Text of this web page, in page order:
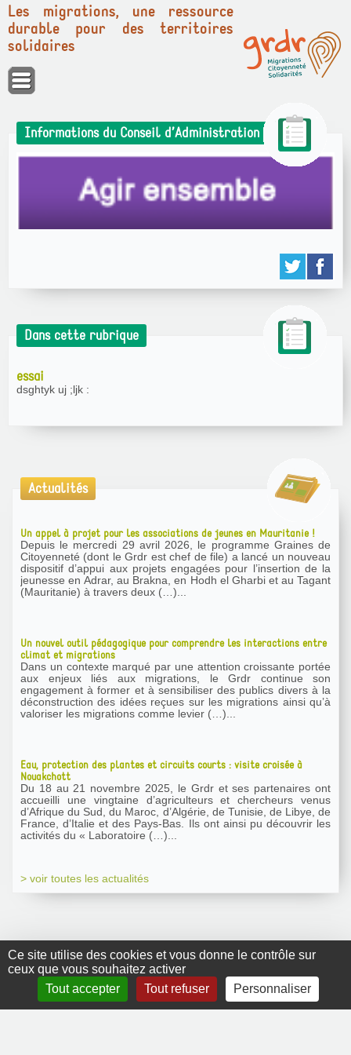
Panneau de gestion des cookies
Ce site utilise des cookies et vous donne le contrôle sur
ceux que vous souhaitez activer
Tout accepter
Tout refuser Personnaliser
Les migrations, une ressource
durable pour des territoires
solidaires
Informations du Conseil d’Administration
Dans cette rubrique
essai
dsghtyk uj ;ljk :
Actualités
Un appel à projet pour les associations de jeunes en Mauritanie !
Depuis le mercredi 29 avril 2026, le programme Graines de
Citoyenneté (dont le Grdr est chef de file) a lancé un nouveau
dispositif d’appui aux projets engagées pour l’insertion de la
jeunesse en Adrar, au Brakna, en Hodh el Gharbi et au Tagant
(Mauritanie) à travers deux (…)...
Un nouvel outil pédagogique pour comprendre les interactions entre
climat et migrations
Dans un contexte marqué par une attention croissante portée
aux enjeux liés aux migrations, le Grdr continue son
engagement à former et à sensibiliser des publics divers à la
déconstruction des idées reçues sur les migrations ainsi qu’à
valoriser les migrations comme levier (…)...
Eau, protection des plantes et circuits courts : visite croisée à
Nouakchott
Du 18 au 21 novembre 2025, le Grdr et ses partenaires ont
accueilli une vingtaine d’agriculteurs et chercheurs venus
d’Afrique du Sud, du Maroc, d’Algérie, de Tunisie, de Libye, de
France, d’Italie et des Pays-Bas. Ils ont ainsi pu découvrir les
activités du « Laboratoire (…)...
> voir toutes les actualités
GRDR Copyright
2010 |RSS|Plan du site|Mentions légales|Contact